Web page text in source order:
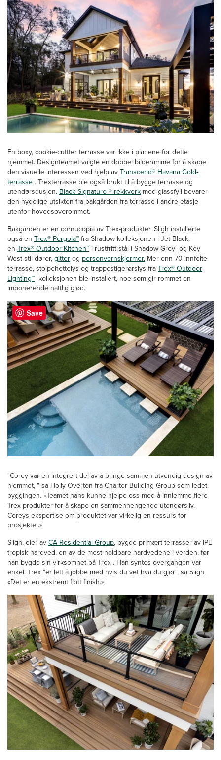
En boxy, cookie-cuttter terrasse var ikke i planene for dette
hjemmet. Designteamet valgte en dobbel bilderamme for å skape
den visuelle interessen ved hjelp avTranscend® Havana Gold-
terrasse . Trexterrasse ble også brukt til å bygge terrasse og
utendørsdusjen. Black Signature ®-rekkverk med glassfyll bevarer
den nydelige utsikten fra bakgården fra terrasse i andre etasje
utenfor hovedsoverommet.
Bakgården er en cornucopia av Trex-produkter. Sligh installerte
også en Trex® Pergola™fra Shadow-kolleksjonen i Jet Black,
en Trex® Outdoor Kitchen™ i rustfritt stål i Shadow Grey- og Key
West-stil dører,gitterog personvernskjermer. Mer enn 70 innfelte
terrasse, stolpehettelys og trappestigerørslys fraTrex® Outdoor
Lighting™-kolleksjonen ble installert, noe som gir rommet en
imponerende nattlig glød.
"Corey var en integrert del av å bringe sammen utvendig design av
hjemmet, " sa Holly Overton fra Charter Building Group som ledet
byggingen. «Teamet hans kunne hjelpe oss med å innlemme flere
Trex-produkter for å skape en sammenhengende utendørsliv.
Coreys ekspertise om produktet var virkelig en ressurs for
prosjektet.»
Sligh, eier avCA Residential Group, bygde primært terrasser av IPE
tropisk hardved, en av de mest holdbare hardvedene i verden, før
han bygde sin virksomhet på Trex . Han syntes overgangen var
enkel. Trex "er lett å jobbe med hvis du vet hva du gjør", sa Sligh.
«Det er en ekstremt flott finish.»
Save